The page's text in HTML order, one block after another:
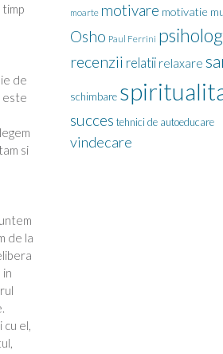
de
este
si
de la
el,
moarte motivare motivatie
Osho Paul Ferrini
recenzii relatii relaxare
schimbare
succes tehnici de autoeducare
vindecare